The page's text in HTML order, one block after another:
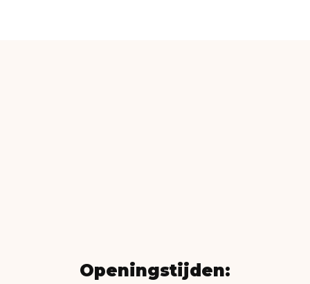
Openingstijden: